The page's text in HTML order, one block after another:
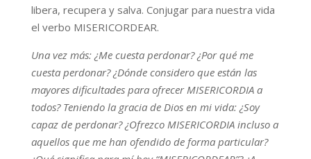
libera, recupera y salva. Conjugar para nuestra vida
el verbo MISERICORDEAR.
Una vez más: ¿Me cuesta perdonar? ¿Por qué me
cuesta perdonar? ¿Dónde considero que están las
mayores dificultades para ofrecer MISERICORDIA a
todos? Teniendo la gracia de Dios en mi vida: ¿Soy
capaz de perdonar? ¿Ofrezco MISERICORDIA incluso a
aquellos que me han ofendido de forma particular?